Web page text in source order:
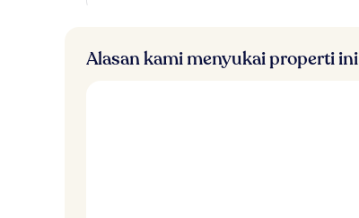
Alasan kami menyukai properti ini